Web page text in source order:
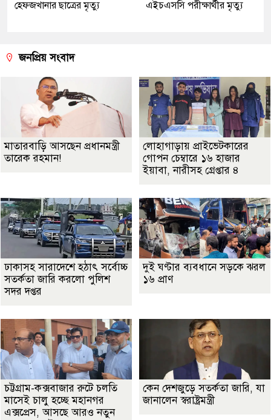
হেফজখানার ছাত্রের মৃত্যু এইচএসসি পরীক্ষার্থীর মৃত্যু
জনপ্রিয় সংবাদ
মাতারবাড়ি আসছেন প্রধানমন্ত্রী
তারেক রহমান!
লোহাগাড়ায় প্রাইভেটকারের
গোপন চেম্বারে ১৬ হাজার
ইয়াবা, নারীসহ গ্রেপ্তার ৪
ঢাকাসহ সারাদেশে হঠাৎ সর্বোচ্চ
সতর্কতা জা‌রি করলো পুলিশ
সদর দপ্তর
দুই ঘণ্টার ব্যবধানে সড়কে ঝরল
১৬ প্রাণ
চট্টগ্রাম-কক্সবাজার রুটে চলতি
মাসেই চালু হচ্ছে মহানগর
এক্সপ্রেস, আসছে আরও নতুন
কেন দেশজুড়ে সতর্কতা জারি, যা
জানালেন স্বরাষ্ট্রমন্ত্রী